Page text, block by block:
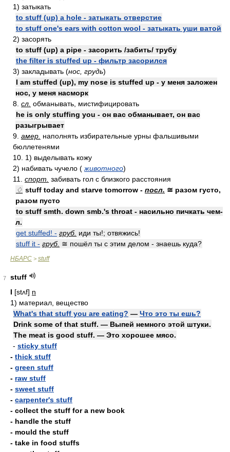
1) затыкать
to stuff (up) a hole - затыкать отверстие
to stuff one's ears with cotton wool - затыкать уши ватой
2) засорять
to stuff (up) a pipe - засорить /забить/ трубу
the filter is stuffed up - фильтр засорился
3) закладывать (нос, грудь)
I am stuffed (up), my nose is stuffed up - у меня заложен
нос, у меня насморк
8. сл. обманывать, мистифицировать
he is only stuffing you - он вас обманывает, он вас
разыгрывает
9. амер. наполнять избирательные урны фальшивыми
бюллетенями
10. 1) выделывать кожу
2) набивать чучело ( животного)
11. спорт. забивать гол с близкого расстояния
♢ stuff today and starve tomorrow - посл. ≅ разом густо,
разом пусто
to stuff smth. down smb.'s throat - насильно пичкать чем-
л.
get stuffed! - груб. иди ты!; отвяжись!
stuff it - груб. ≅ пошёл ты с этим делом - знаешь куда?
НБАРС > stuff
7
stuff
I [stʌf] n
1) материал, вещество
What's that stuff you are eating? — Что это ты ешь?
Drink some of that stuff. — Выпей немного этой штуки.
The meat is good stuff. — Это хорошее мясо.
- sticky stuff
- thick stuff
- green stuff
- raw stuff
- sweet stuff
- carpenter's stuff
- collect the stuff for a new book
- handle the stuff
- mould the stuff
- take in food stuffs